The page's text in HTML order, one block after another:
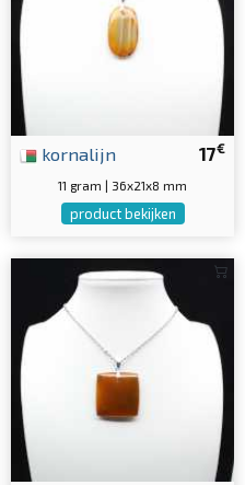
17€
kornalijn
11 gram | 36x21x8 mm
product bekijken